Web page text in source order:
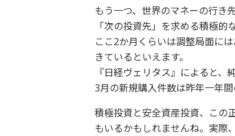
もう一つ、世界のマネーの行き
「次の投資先」を求める積極的
ここ2か月くらいは調整局面に
きているといえます。
『日経ヴェリタス』によると
3月の新規購入件数は昨年一年
積極投資と安全資産投資、この
もいるかもしれませんね。実際